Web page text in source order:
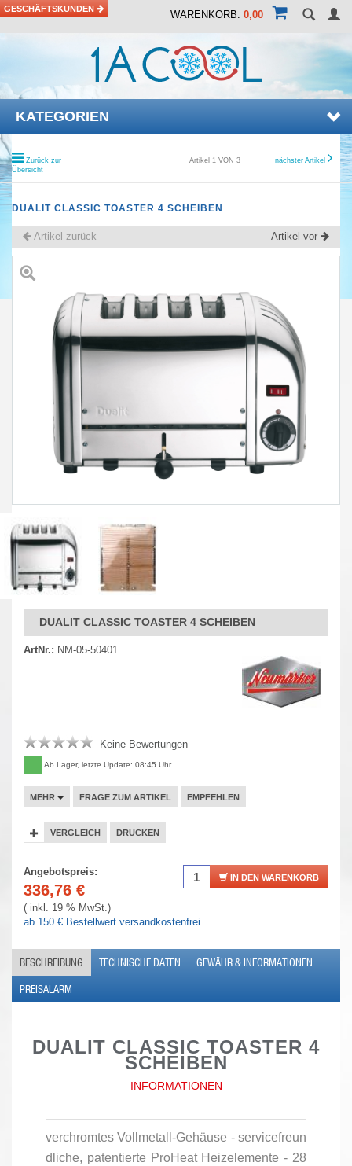
GESCHÄFTSKUNDEN WARENKORB: 0,00
KATEGORIEN
Zurück zur
Übersicht
Artikel 1 VON 3 nächster Artikel
DUALIT CLASSIC TOASTER 4 SCHEIBEN
Artikel zurück Artikel vor
DUALIT CLASSIC TOASTER 4 SCHEIBEN
ArtNr.: NM-05-50401
Keine Bewertungen
Ab Lager, letzte Update: 08:45 Uhr
MEHR FRAGE ZUM ARTIKEL EMPFEHLEN
VERGLEICH DRUCKEN
IN DEN WARENKORB
Angebotspreis:
336,76 €
( inkl. 19 % MwSt.)
ab 150 € Bestellwert versandkostenfrei
BESCHREIBUNG TECHNISCHE DATEN GEWÄHR & INFORMATIONEN
PREISALARM
DUALIT CLASSIC TOASTER 4
SCHEIBEN
INFORMATIONEN
verchromtes Vollmetall-Gehäuse - servicefreun
dliche, patentierte ProHeat Heizelemente - 28